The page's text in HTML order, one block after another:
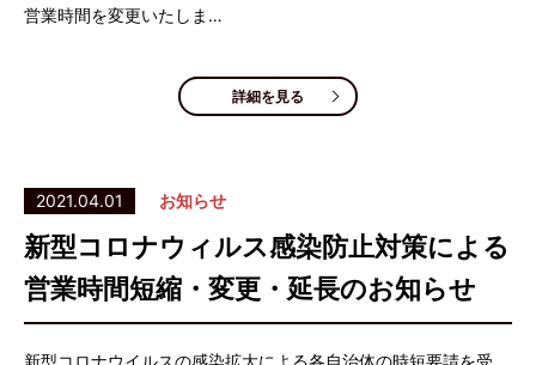
営業時間を変更いたしま…
詳細を見る
2021.04.01 お知らせ
新型コロナウィルス感染防止対策による
営業時間短縮・変更・延長のお知らせ
新型コロナウイルスの感染拡大による各自治体の時短要請を受